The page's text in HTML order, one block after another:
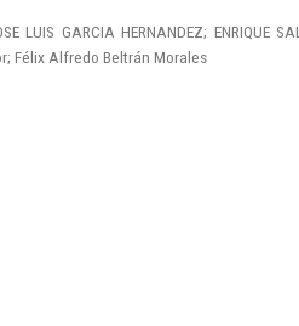
LUIS GARCIA HERNANDEZ; ENRIQUE
Félix Alfredo Beltrán Morales